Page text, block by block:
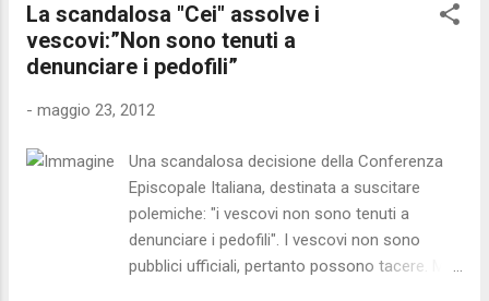
era un trapianto di tessuto corneale da un
donatore. Illustrando la sperimentazione, i
medici hanno spiegato che Sylvia Paton, da
trapianto. Dovranno passare diversi mesi
trattamento innovativo - commenta alla Bbc
Sturgeon - potrebbe ridare la vista e
migliorare la vita di molti pazienti, ed e'
La scandalosa "Cei" assolve i
vescovi:”Non sono tenuti a
denunciare i pedofili”
- maggio 23, 2012
Una scandalosa decisione della Conferenza
Episcopale Italiana, destinata a suscitare
polemiche: "i vescovi non sono tenuti a
denunciare i pedofili". I vescovi non sono
pubblici ufficiali, pertanto possono tacere. Ma